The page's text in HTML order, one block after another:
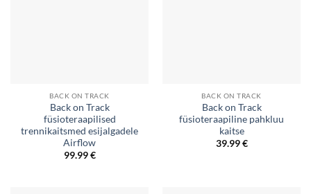
BACK ON TRACK
Back on Track
füsioteraapilised
trennikaitsmed esijalgadele
Airflow
99.99€
BACK ON TRACK
Back on Track
füsioteraapiline pahkluu
kaitse
39.99€